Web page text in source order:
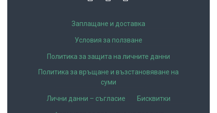
Заплащане и доставка
Условия за ползване
Политика за защита на личните данни
Политика за връщане и възстановяване на
суми
Лични данни – съгласие Бисквитки